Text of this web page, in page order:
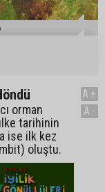
orman
tarihinin
ise ilk kez
oluştu.
A+
A-